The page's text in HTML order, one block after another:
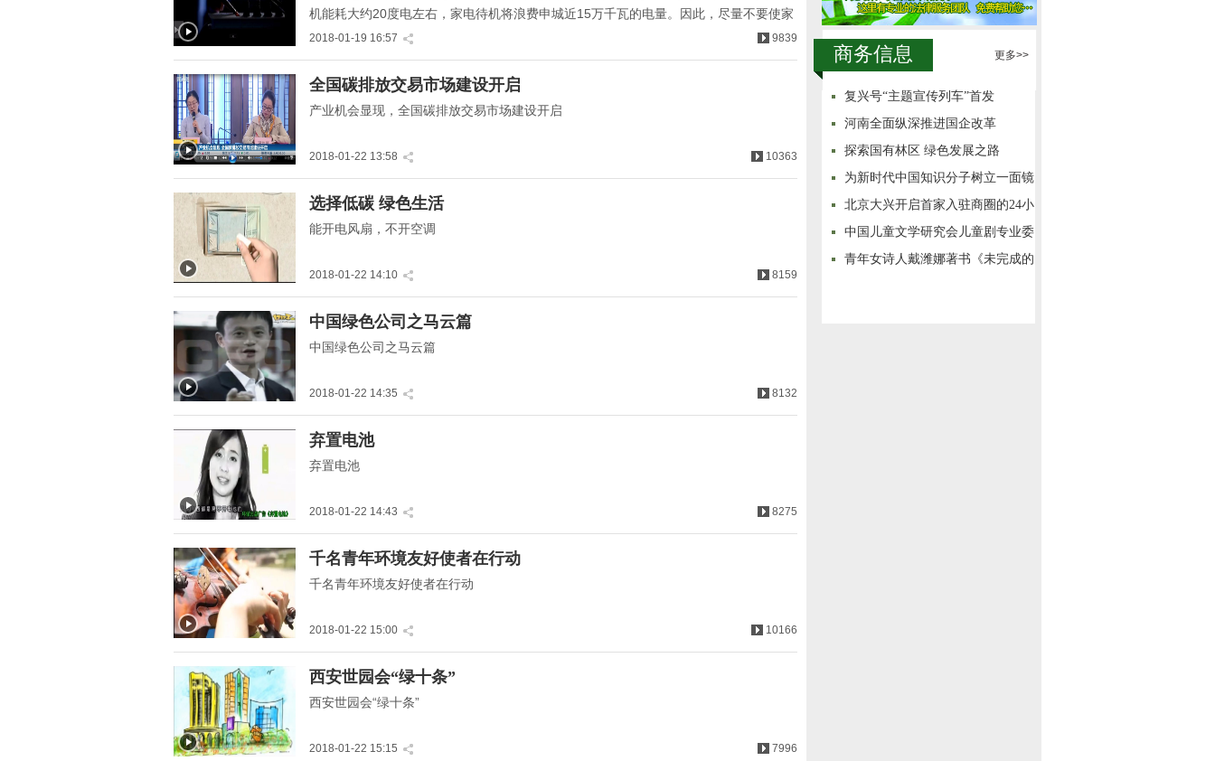
机能耗大约20度电左右，家电待机将浪费申城近15万千瓦的电量。因此，尽量不要使家
电处于待机状态。
2018-01-19 16:57 9839
" title="全国碳排放交易市
场建设开启">
全国碳排放交易市场建设开启
产业机会显现，全国碳排放交易市场建设开启
2018-01-22 13:58 10363
" title="选择低碳 绿色生
选择低碳 绿色生活
能开电风扇，不开空调
2018-01-22 14:10 8159
" title="中国绿色公司之马
中国绿色公司之马云篇
中国绿色公司之马云篇
2018-01-22 14:35 8132
" title="弃置电池"> 弃置电池
弃置电池
2018-01-22 14:43 8275
" title="千名青年环境友好
使者在行动">
千名青年环境友好使者在行动
千名青年环境友好使者在行动
2018-01-22 15:00 10166
" title="西安世园会“绿十
条”">
西安世园会“绿十条”
西安世园会“绿十条”
2018-01-22 15:15 7996
商务信息 更多>>
复兴号“主题宣传列车”首发
河南全面纵深推进国企改革
探索国有林区 绿色发展之路
为新时代中国知识分子树立一面镜
子
北京大兴开启首家入驻商圈的24小
时城市书房
中国儿童文学研究会儿童剧专业委
员会成立
青年女诗人戴潍娜著书《未完成的